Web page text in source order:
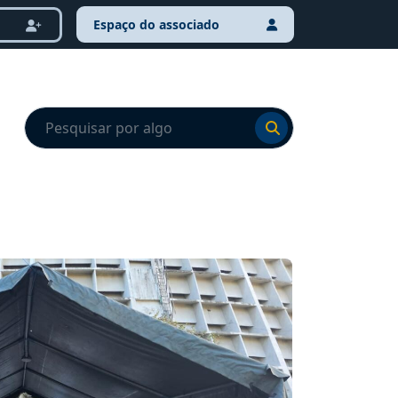
Espaço do associado
Ir para o resultado
Ir para o resultado